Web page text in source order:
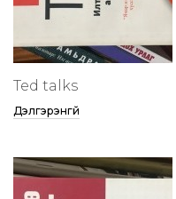
Ted talks
Дэлгэрэнгүй